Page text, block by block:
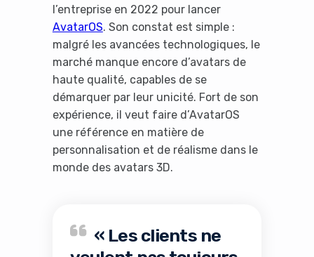
l’entreprise en 2022 pour lancer
AvatarOS. Son constat est simple :
malgré les avancées technologiques, le
marché manque encore d’avatars de
haute qualité, capables de se
démarquer par leur unicité. Fort de son
expérience, il veut faire d’AvatarOS
une référence en matière de
personnalisation et de réalisme dans le
monde des avatars 3D.
« Les clients ne